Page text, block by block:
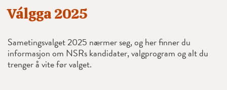
Válgga 2025
Sametingsvalget 2025 nærmer seg, og her finner du
informasjon om NSRs kandidater, valgprogram og alt du
trenger å vite før valget.